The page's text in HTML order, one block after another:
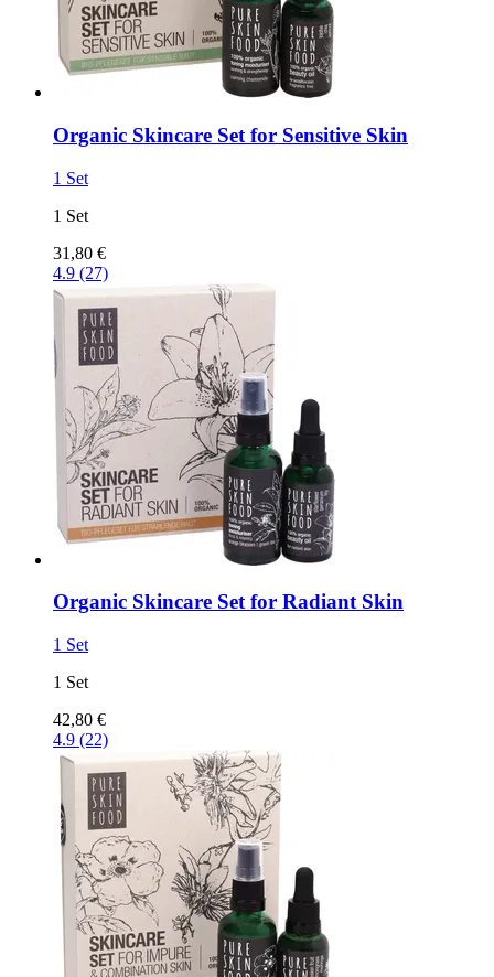
Organic Skincare Set for Sensitive Skin
1 Set
1 Set
31,80 €
4.9 (27)
Organic Skincare Set for Radiant Skin
1 Set
1 Set
42,80 €
4.9 (22)